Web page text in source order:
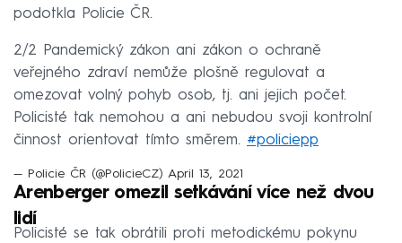
podotkla Policie ČR.
2/2 Pandemický zákon ani zákon o ochraně
veřejného zdraví nemůže plošně regulovat a
omezovat volný pohyb osob, tj. ani jejich počet.
Policisté tak nemohou a ani nebudou svoji kontrolní
činnost orientovat tímto směrem. #policiepp
— Policie ČR (@PolicieCZ) April 13, 2021
Arenberger omezil setkávání více než dvou
lidí
Policisté se tak obrátili proti metodickému pokynu